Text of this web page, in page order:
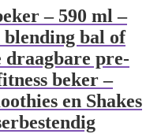
– 590 ml –
bal of
draagbare pre-
beker –
en Shakes